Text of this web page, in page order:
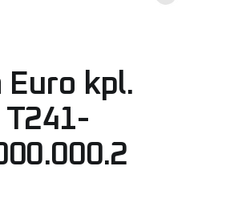
Euro kpl.